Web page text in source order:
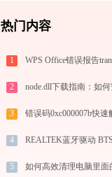
热门内容
1
2
3 错误码0xc000007b快速
4
5 如何高效清理电脑里面